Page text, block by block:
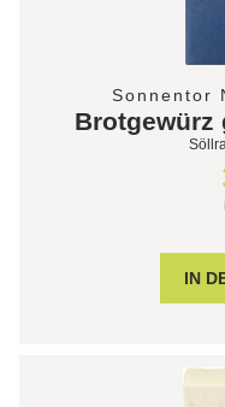
Sonnentor
Brotgewürz